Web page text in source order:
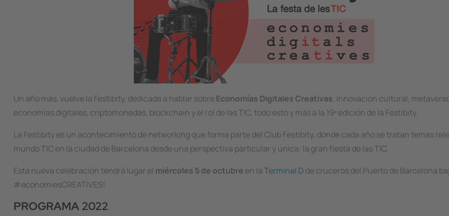
Un año más, vuelve la Festibity, dedicada a hablar sobreEconomías Digitales Creativas. Innovación cultural,
economías digitales, criptomonedas, blockchain y el rol de las TIC, todo esto y más a la 19ª edición de la Festibity.
La Festibity es un acontecimiento de networking que forma parte del Club Festibity, donde cada año se tratan temas
mundo TIC en la ciudad de Barcelona desde una perspectiva particular y única: la gran fiesta de las TIC.
Esta nueva celebración tendrá lugar el miércoles 5 de octubre en laTerminal D de cruceros del Puerto de Barcelona
#economiesCREATIVES!
PROGRAMA 2022